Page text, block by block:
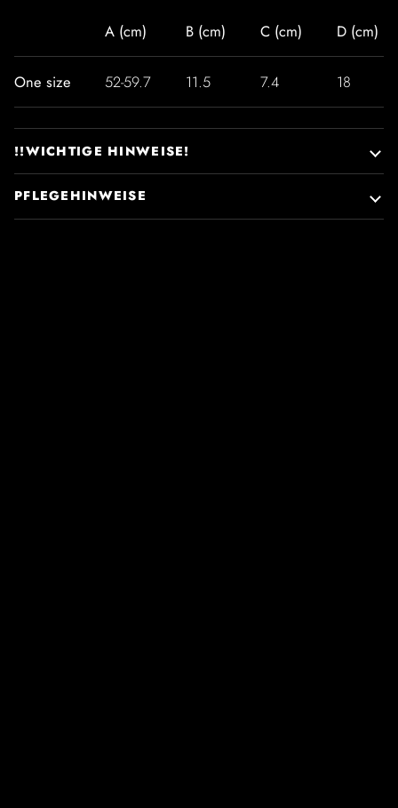
A (cm)
B (cm) C (cm) D (cm)
One size 52-59.7 11.5 7.4 18
!!WICHTIGE HINWEISE!
PFLEGEHINWEISE